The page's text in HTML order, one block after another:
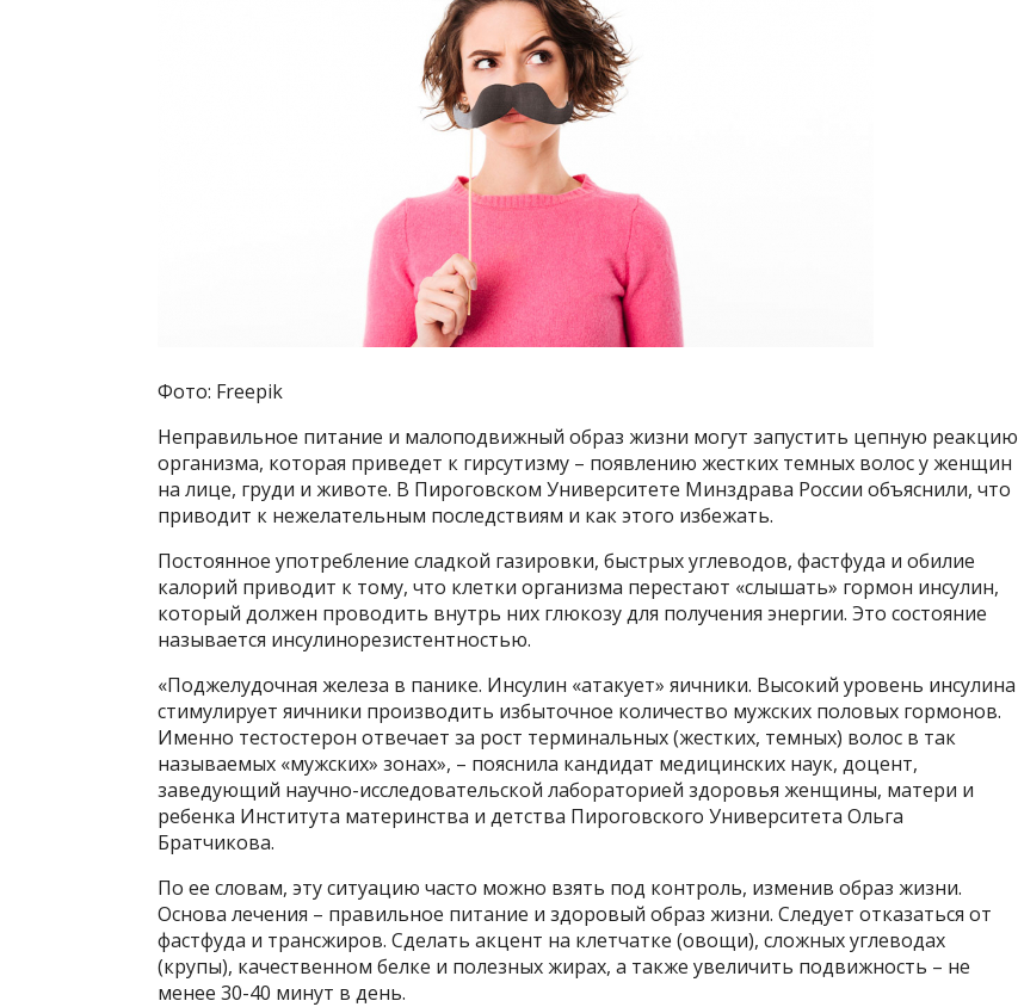
Фото: Freepik
Неправильное питание и малоподвижный образ жизни могут запустить цепную реакцию
организма, которая приведет к гирсутизму – появлению жестких темных волос у женщин
на лице, груди и животе. В Пироговском Университете Минздрава России объяснили, что
приводит к нежелательным последствиям и как этого избежать.
Постоянное употребление сладкой газировки, быстрых углеводов, фастфуда и обилие
калорий приводит к тому, что клетки организма перестают «слышать» гормон инсулин,
который должен проводить внутрь них глюкозу для получения энергии. Это состояние
называется инсулинорезистентностью.
«Поджелудочная железа в панике. Инсулин «атакует» яичники. Высокий уровень инсулина
стимулирует яичники производить избыточное количество мужских половых гормонов.
Именно тестостерон отвечает за рост терминальных (жестких, темных) волос в так
называемых «мужских» зонах», – пояснила кандидат медицинских наук, доцент,
заведующий научно-исследовательской лабораторией здоровья женщины, матери и
ребенка Института материнства и детства Пироговского Университета Ольга
Братчикова.
По ее словам, эту ситуацию часто можно взять под контроль, изменив образ жизни.
Основа лечения – правильное питание и здоровый образ жизни. Следует отказаться от
фастфуда и трансжиров. Сделать акцент на клетчатке (овощи), сложных углеводах
(крупы), качественном белке и полезных жирах, а также увеличить подвижность – не
менее 30-40 минут в день.